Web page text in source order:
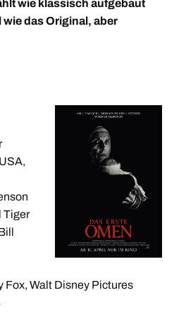
wie klassisch aufgebaut
das Original, aber
Tiger
Fox, Walt Disney Pictures